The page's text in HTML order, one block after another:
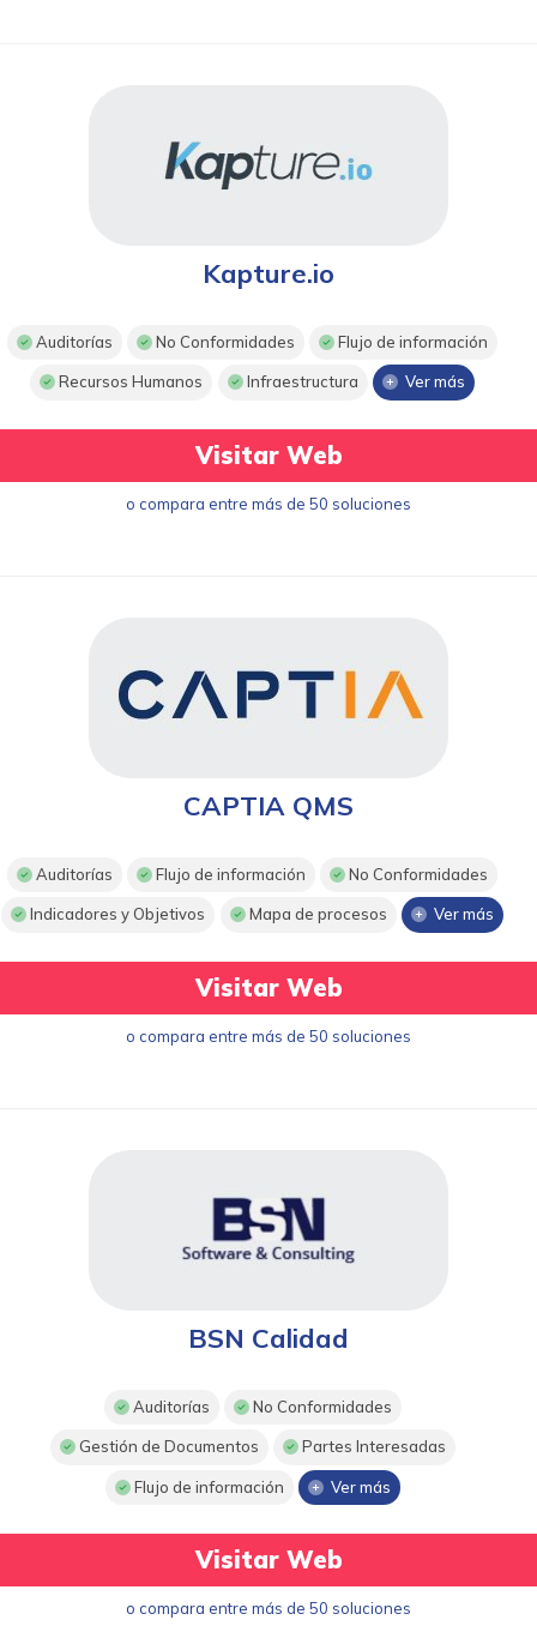
Kapture.io
Auditorías No Conformidades Flujo de información
Recursos Humanos Infraestructura Ver más
Visitar Web
o compara entre más de 50 soluciones
CAPTIA QMS
Auditorías Flujo de información No Conformidades
Indicadores y Objetivos Mapa de procesos Ver más
Visitar Web
o compara entre más de 50 soluciones
BSN Calidad
Auditorías No Conformidades
Gestión de Documentos Partes Interesadas
Flujo de información Ver más
Visitar Web
o compara entre más de 50 soluciones